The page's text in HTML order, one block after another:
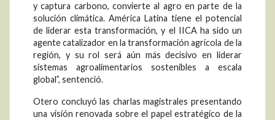
y captura carbono, convierte al agro en parte de la
solución climática. América Latina tiene el potencial
de liderar esta transformación, y el IICA ha sido un
agente catalizador en la transformación agrícola de la
región, y su rol será aún más decisivo en liderar
sistemas agroalimentarios sostenibles a escala
global”, sentenció.
Otero concluyó las charlas magistrales presentando
una visión renovada sobre el papel estratégico de la